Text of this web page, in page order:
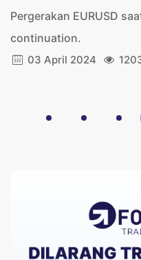
Pergerakan EURUSD
continuation.
03 April 2024